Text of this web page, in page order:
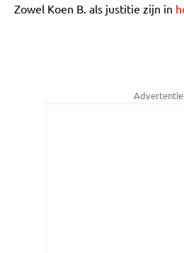
Zowel Koen B. als justitie zijn in
Advertentie